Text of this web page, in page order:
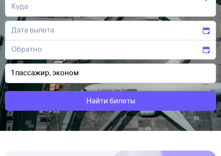
Найти билеты